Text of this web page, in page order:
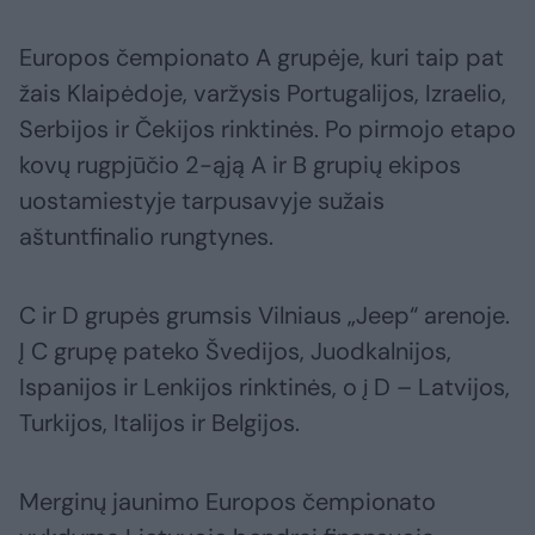
Europos čempionato A grupėje, kuri taip pat
žais Klaipėdoje, varžysis Portugalijos, Izraelio,
Serbijos ir Čekijos rinktinės. Po pirmojo etapo
kovų rugpjūčio 2-ąją A ir B grupių ekipos
uostamiestyje tarpusavyje sužais
aštuntfinalio rungtynes.
C ir D grupės grumsis Vilniaus „Jeep“ arenoje.
Į C grupę pateko Švedijos, Juodkalnijos,
Ispanijos ir Lenkijos rinktinės, o į D – Latvijos,
Turkijos, Italijos ir Belgijos.
Merginų jaunimo Europos čempionato